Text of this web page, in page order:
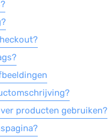
producten gebruiken?